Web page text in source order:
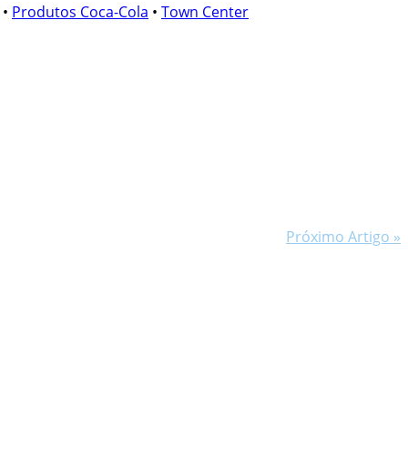
• Produtos Coca-Cola • Town Center
Próximo Artigo »